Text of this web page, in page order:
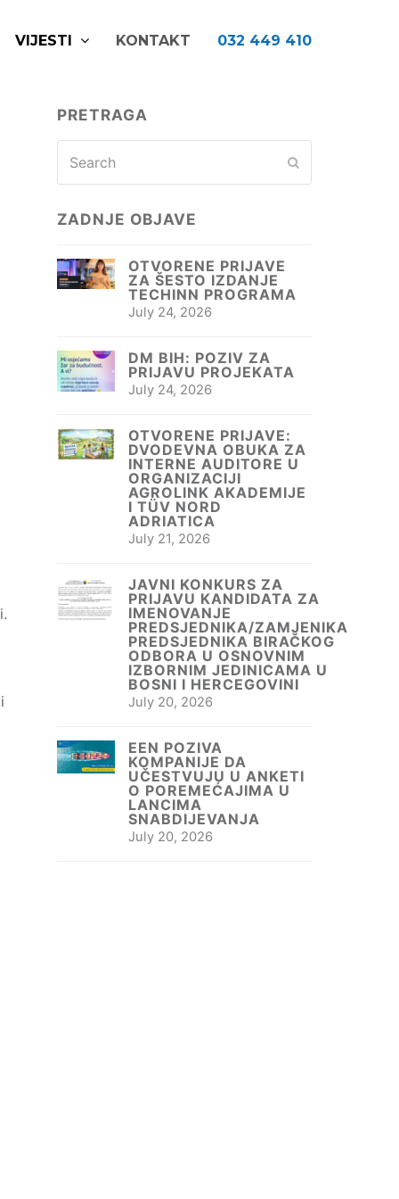
VIJESTI KONTAKT 032 449 410
PRETRAGA
ZADNJE OBJAVE
OTVORENE PRIJAVE
ZA ŠESTO IZDANJE
TECHINN PROGRAMA
July 24, 2026
DM BIH: POZIV ZA
PRIJAVU PROJEKATA
July 24, 2026
OTVORENE PRIJAVE:
DVODEVNA OBUKA ZA
INTERNE AUDITORE U
ORGANIZACIJI
AGROLINK AKADEMIJE
I TÜV NORD
ADRIATICA
July 21, 2026
JAVNI KONKURS ZA
PRIJAVU KANDIDATA ZA
IMENOVANJE
PREDSJEDNIKA/ZAMJENIKA
PREDSJEDNIKA BIRAČKOG
ODBORA U OSNOVNIM
IZBORNIM JEDINICAMA U
BOSNI I HERCEGOVINI
July 20, 2026
EEN POZIVA
KOMPANIJE DA
UČESTVUJU U ANKETI
O POREMEĆAJIMA U
LANCIMA
SNABDIJEVANJA
July 20, 2026